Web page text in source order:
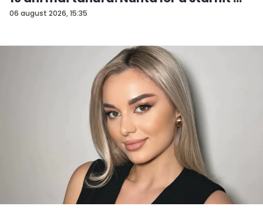
06 august 2026, 15:35